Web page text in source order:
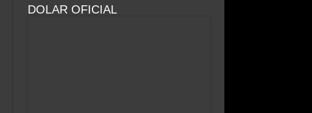
DOLAR OFICIAL